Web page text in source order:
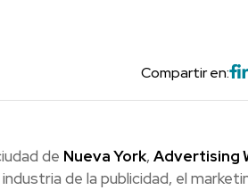
Compartir en:
de Nueva York, Advertising
de la publicidad, el